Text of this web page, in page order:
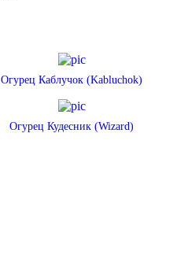
Огурец Каблучок (Kabluchok)
Огурец Кудесник (Wizard)